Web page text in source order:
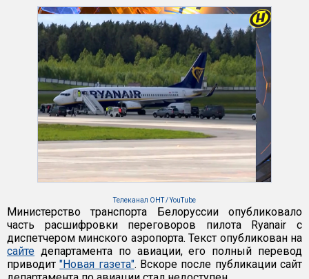
Телеканал ОНТ / YouTube
Министерство транспорта Белоруссии опубликовало
часть расшифровки переговоров пилота Ryanair с
диспетчером минского аэропорта. Текст опубликован на
сайте департамента по авиации, его полный перевод
приводит"Новая газета". Вскоре после публикации сайт